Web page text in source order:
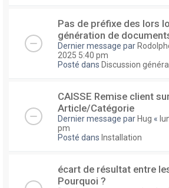
Pas de préfixe des lors
génération de
Dernier message par
2025 5:40 pm
Posté dans Discussion
CAISSE Remise client
Article/Catégorie
Dernier message par Hug «
pm
Posté dans Installation
écart de résultat entre
Pourquoi ?